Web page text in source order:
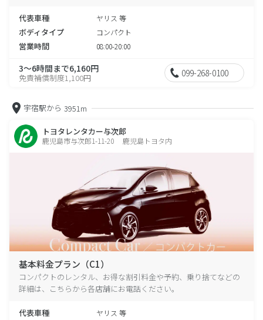
代表車種 ヤリス 等
ボディタイプ コンパクト
営業時間 08:00-20:00
3～6時間まで6,160円
免責補償制度1,100円 099-268-0100
宇宿駅から 3951m
トヨタレンタカー与次郎
鹿児島市与次郎1-11-20 鹿児島トヨタ内
基本料金プラン（C1）
コンパクトのレンタル、お得な割引料金や予約、乗り捨てなどの
詳細は、こちらから各店舗にお電話ください。
代表車種 ヤリス 等